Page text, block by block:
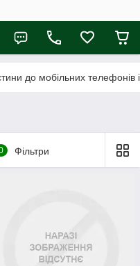
до мобільних телефонів
Фільтри